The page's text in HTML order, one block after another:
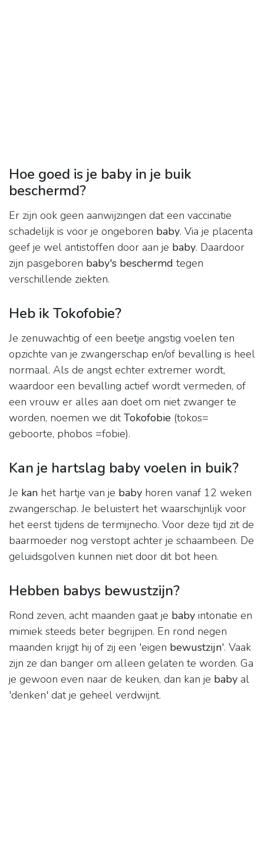
Hoe goed is je baby in je buik
beschermd?
Er zijn ook geen aanwijzingen dat een vaccinatie
schadelijk is voor je ongeboren baby. Via je placenta
geef je wel antistoffen door aan je baby. Daardoor
zijn pasgeboren baby's beschermd tegen
verschillende ziekten.
Heb ik Tokofobie?
Je zenuwachtig of een beetje angstig voelen ten
opzichte van je zwangerschap en/of bevalling is heel
normaal. Als de angst echter extremer wordt,
waardoor een bevalling actief wordt vermeden, of
een vrouw er alles aan doet om niet zwanger te
worden, noemen we ditTokofobie (tokos=
geboorte, phobos =fobie).
Kan je hartslag baby voelen in buik?
Je kan het hartje van je baby horen vanaf 12 weken
zwangerschap. Je beluistert het waarschijnlijk voor
het eerst tijdens de termijnecho. Voor deze tijd zit de
baarmoeder nog verstopt achter je schaambeen. De
geluidsgolven kunnen niet door dit bot heen.
Hebben babys bewustzijn?
Rond zeven, acht maanden gaat je baby intonatie en
mimiek steeds beter begrijpen. En rond negen
maanden krijgt hij of zij een 'eigen bewustzijn'. Vaak
zijn ze dan banger om alleen gelaten te worden. Ga
je gewoon even naar de keuken, dan kan je baby al
'denken' dat je geheel verdwijnt.